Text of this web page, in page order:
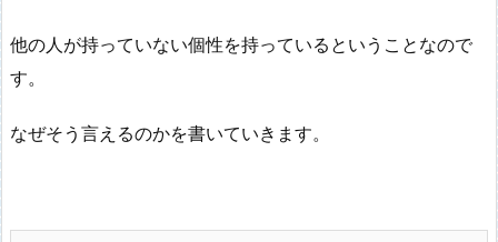
他の人が持っていない個性を持っているということなので
す。
なぜそう言えるのかを書いていきます。